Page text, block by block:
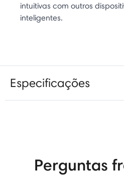
intuitivas com outros
inteligentes.
Especificações
Perguntas